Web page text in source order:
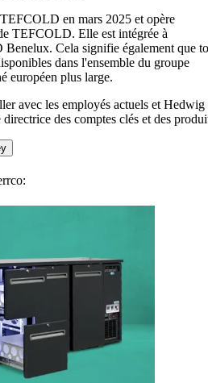
en mars 2025 et opère
TEFCOLD. Elle est intégrée à
Cela signifie également que
dans l'ensemble du groupe
européen plus large.
avec les employés actuels et Hedwig
des comptes clés et des